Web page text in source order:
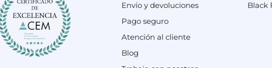
Envío y devoluciones
Pago seguro
Atención al cliente
Blog
Black